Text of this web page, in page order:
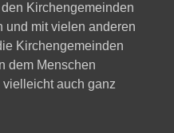
Kirchengemeinden
und mit vielen anderen
Kirchengemeinden
dem Menschen
vielleicht auch ganz